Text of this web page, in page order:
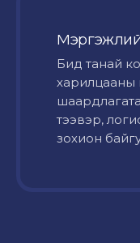
Мэргэжлийн
Бид танай
харилцааны
тээвэр,
зохион